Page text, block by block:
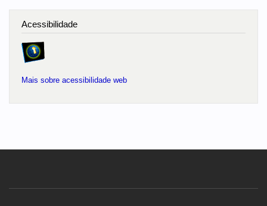
Acessibilidade
Mais sobre acessibilidade web